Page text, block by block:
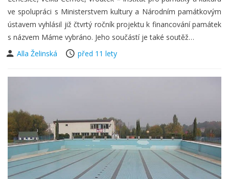
ve spolupráci s Ministerstvem kultury a Národním památkovým
ústavem vyhlásil již čtvrtý ročník projektu k financování památek
s názvem Máme vybráno. Jeho součástí je také soutěž…
Alla Želinská
před 11 lety